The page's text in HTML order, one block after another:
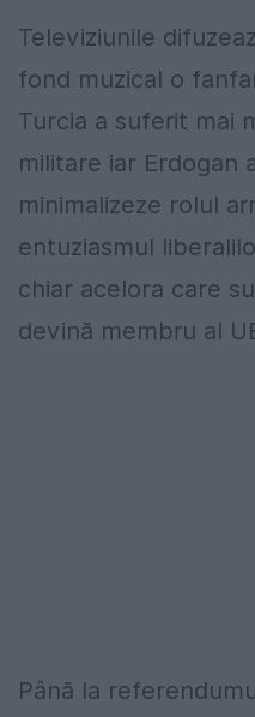
Televiziunile
fond muzical o
Turcia a suferit mai
militare iar Erdogan
minimalizeze rolul
entuziasmul
chiar acelora care
devină membru al
Până la